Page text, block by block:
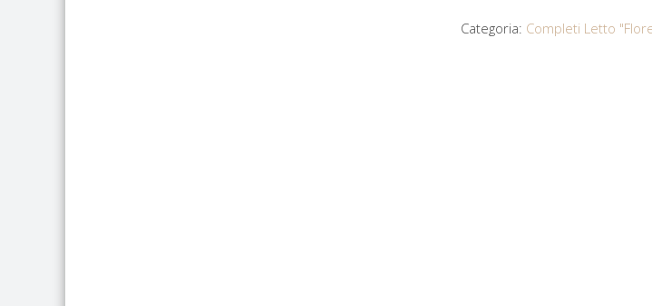
Categoria: Completi Letto